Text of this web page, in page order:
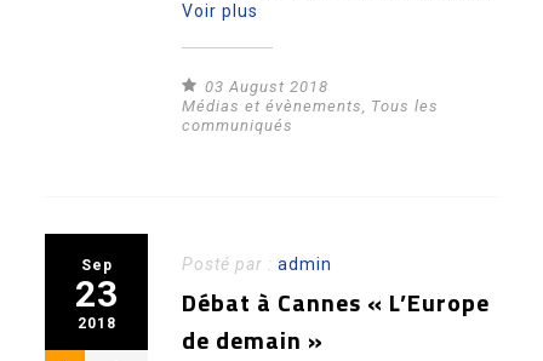
Voir plus
03 August 2018
Médias et évènements, Tous les
communiqués
Sep
23
2018
Posté par :admin
Débat à Cannes « L’Europe
de demain »